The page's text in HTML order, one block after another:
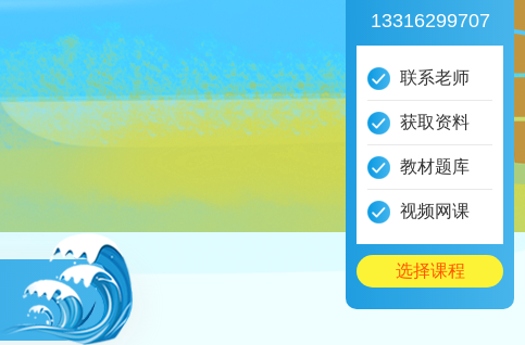
13316299707
联系老师
获取资料
教材题库
视频网课
选择课程